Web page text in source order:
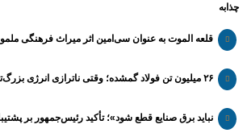
چذابه
قلعه الموت به عنوان سی‌امین اثر میراث‌ فرهنگی
۲۶ میلیون تن فولاد گمشده؛ وقتی ناترازی انرژی بزرگ‌ترین مانع تولید می‌شود
نباید برق صنایع قطع شود»؛ تأکید رئیس‌جمهور بر